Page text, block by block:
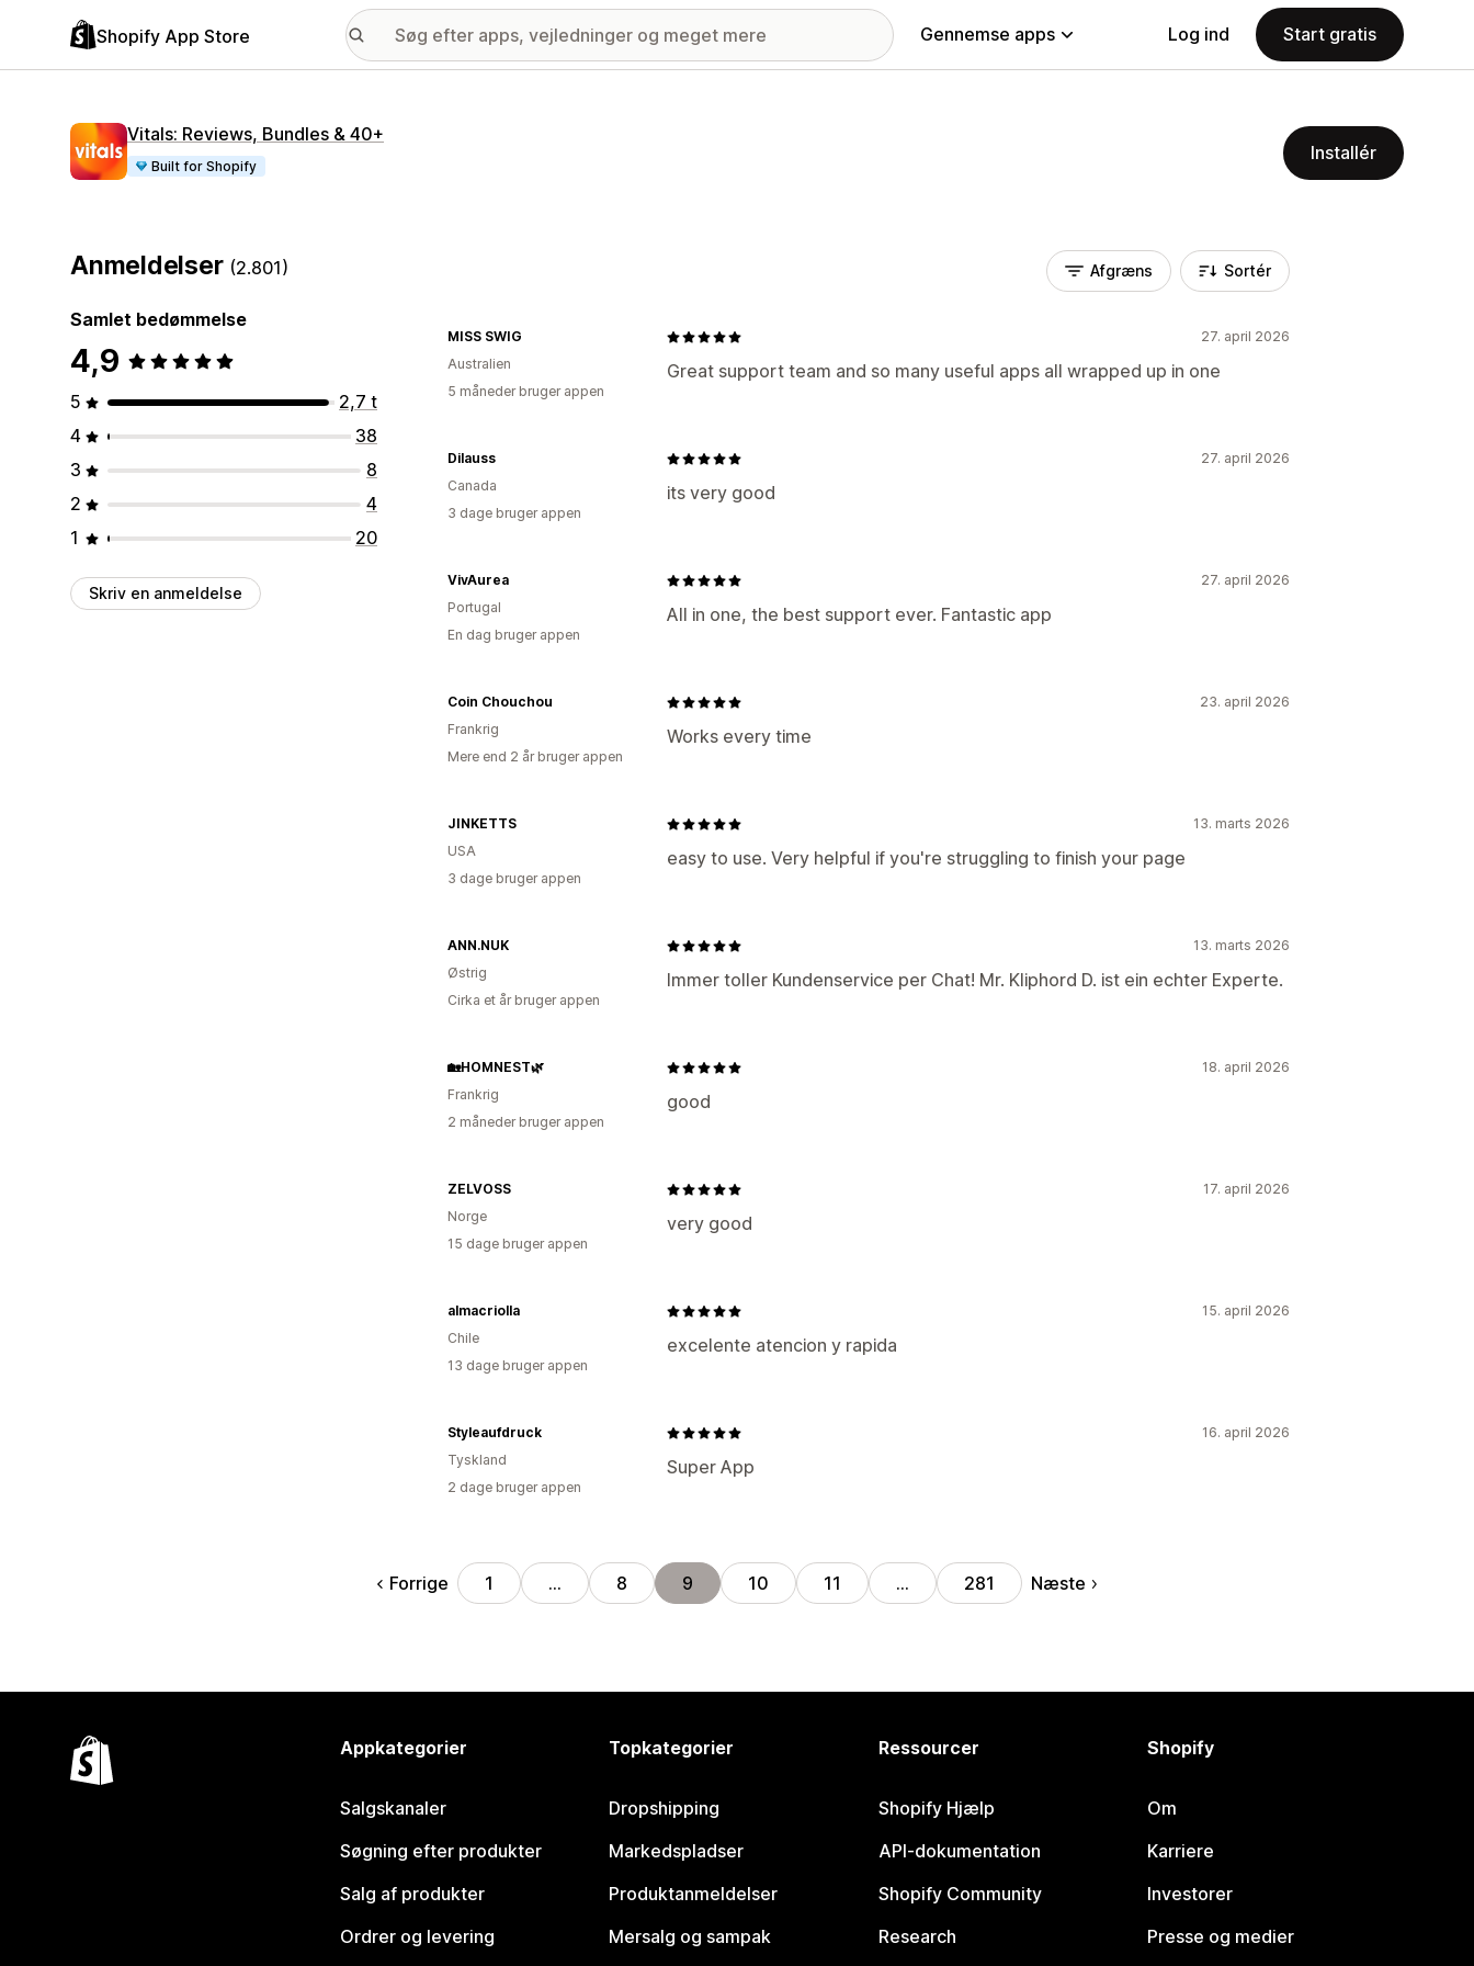
Shopify App Store Gennemse apps Log ind Start gratis
Vitals: Reviews, Bundles & 40+
Built for Shopify
Installér
Anmeldelser (2.801)
Samlet bedømmelse
4,9
5
2,7 t
4
38
3
8
2
4
1
20
Skriv en anmeldelse
Afgræns Sortér
27. april 2026
Great support team and so many useful apps all wrapped up in one
MISS SWIG
Australien
5 måneder bruger appen
27. april 2026
its very good
Dilauss
Canada
3 dage bruger appen
27. april 2026
All in one, the best support ever. Fantastic app
VivAurea
Portugal
En dag bruger appen
23. april 2026
Works every time
Coin Chouchou
Frankrig
Mere end 2 år bruger appen
13. marts 2026
easy to use. Very helpful if you're struggling to finish your page
JINKETTS
USA
3 dage bruger appen
13. marts 2026
Immer toller Kundenservice per Chat! Mr. Kliphord D. ist ein echter Experte.
ANN.NUK
Østrig
Cirka et år bruger appen
18. april 2026
good
🏡HOMNEST🌿
Frankrig
2 måneder bruger appen
17. april 2026
very good
ZELVOSS
Norge
15 dage bruger appen
15. april 2026
excelente atencion y rapida
almacriolla
Chile
13 dage bruger appen
16. april 2026
Super App
Styleaufdruck
Tyskland
2 dage bruger appen
Forrige 1 … 8 9 10 11 … 281 Næste
Appkategorier
Salgskanaler
Søgning efter produkter
Salg af produkter
Ordrer og levering
Topkategorier
Dropshipping
Markedspladser
Produktanmeldelser
Mersalg og sampak
Ressourcer
Shopify Hjælp
API-dokumentation
Shopify Community
Research
Shopify
Om
Karriere
Investorer
Presse og medier